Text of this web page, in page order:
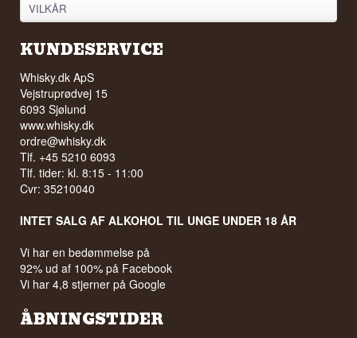
VILKÅR
KUNDESERVICE
Whisky.dk ApS
Vejstruprødvej 15
6093 Sjølund
www.whisky.dk
ordre@whisky.dk
Tlf. +45 5210 6093
Tlf. tider: kl. 8:15 - 11:00
Cvr: 35210040
INTET SALG AF ALKOHOL TIL UNGE UNDER 18 ÅR
Vi har en bedømmelse på
92% ud af 100% på Facebook
Vi har 4,8 stjerner på Google
ÅBNINGSTIDER